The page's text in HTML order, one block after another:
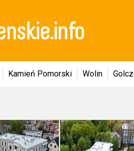
Kamień Pomorski Wolin